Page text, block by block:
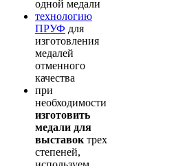
одной медали
технологию
ПРУФ для
изготовления
медалей
отменного
качества
при
необходимости
изготовить
медали для
выставок трех
степеней,